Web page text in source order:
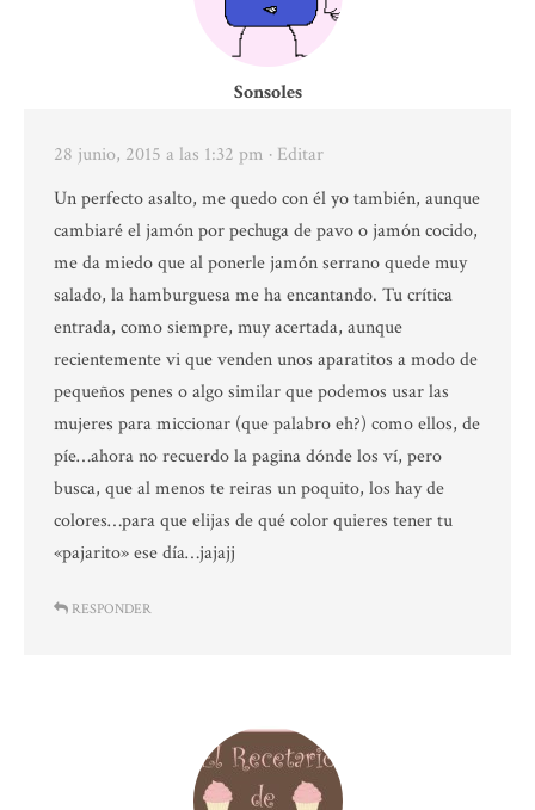
Sonsoles
28 junio, 2015 a las 1:32 pm · Editar
Un perfecto asalto, me quedo con él yo también, aunque
cambiaré el jamón por pechuga de pavo o jamón cocido,
me da miedo que al ponerle jamón serrano quede muy
salado, la hamburguesa me ha encantando. Tu crítica
entrada, como siempre, muy acertada, aunque
recientemente vi que venden unos aparatitos a modo de
pequeños penes o algo similar que podemos usar las
mujeres para miccionar (que palabro eh?) como ellos, de
píe…ahora no recuerdo la pagina dónde los ví, pero
busca, que al menos te reiras un poquito, los hay de
colores…para que elijas de qué color quieres tener tu
«pajarito» ese día…jajajj
RESPONDER